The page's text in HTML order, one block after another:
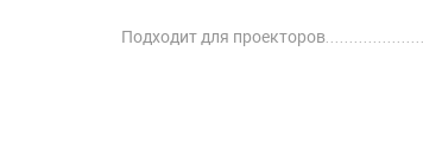
Подходит для проекторов